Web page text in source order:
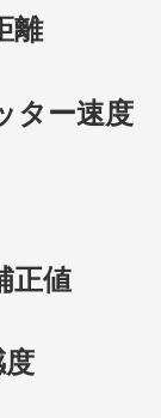
離
ター速度
正値